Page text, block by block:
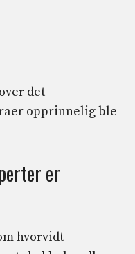
det
opprinnelig ble
er
hvorvidt